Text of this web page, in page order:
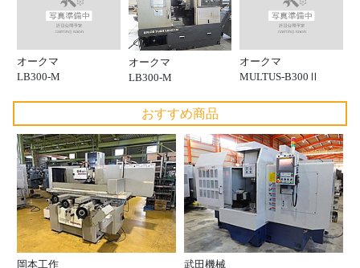
オークマ
LB300-M
オークマ
LB300-M
オークマ
MULTUS-B300Ⅱ
おすすめ商品
岡本工作
武田機械